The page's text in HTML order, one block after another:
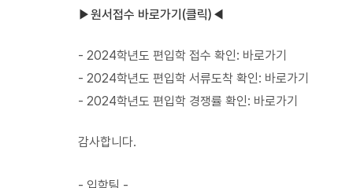
▶원서접수 바로가기(클릭)◀
- 2024학년도 편입학 접수 확인: 바로가기
- 2024학년도 편입학 서류도착 확인: 바로가기
- 2024학년도 편입학 경쟁률 확인: 바로가기
감사합니다.